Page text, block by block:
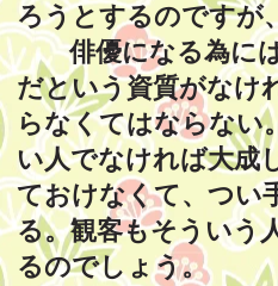
ろうとするのですが
俳優になる為には
だという資質がなけ
らなくてはならない
い人でなければ大成
ておけなくて、つい
る。観客もそういう
るのでしょう。